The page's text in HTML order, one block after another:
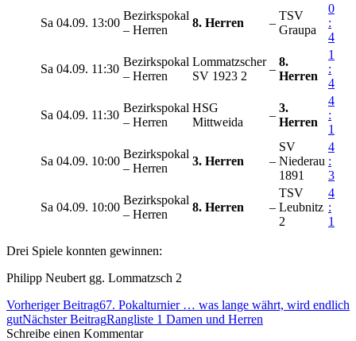
Sa 04.09. 13:00
Bezirkspokal
– Herren
8. Herren –
TSV
Graupa
0
:
4
Sa 04.09. 11:30
Bezirkspokal
– Herren
Lommatzscher
SV 1923 2
–
8.
Herren
1
:
4
Sa 04.09. 11:30
Bezirkspokal
– Herren
HSG
Mittweida
–
3.
Herren
4
:
1
Sa 04.09. 10:00
Bezirkspokal
– Herren
3. Herren –
SV
Niederau
1891
4
:
3
Sa 04.09. 10:00
Bezirkspokal
– Herren
8. Herren –
TSV
Leubnitz
2
4
:
1
Drei Spiele konnten gewinnen:
Philipp Neubert gg. Lommatzsch 2
Beitrags-
Navigation
Vorheriger Beitrag67. Pokalturnier … was lange währt, wird endlich
gutNächster BeitragRangliste 1 Damen und Herren
Schreibe einen Kommentar